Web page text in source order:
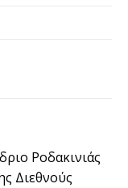
Ροδακινιάς
Διεθνούς